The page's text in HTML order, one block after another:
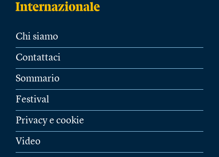
Chi siamo
Contattaci
Sommario
Festival
Privacy e cookie
Video